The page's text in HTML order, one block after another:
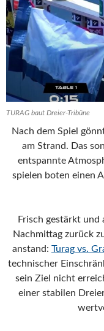
TURAG baut Dreier-Tribüne
Nach dem Spiel
am Strand. Das
entspannte
spielen boten einen
Frisch gestärkt und
Nachmittag zurück
anstand: Turag vs.
technischer
sein Ziel nicht
einer stabilen